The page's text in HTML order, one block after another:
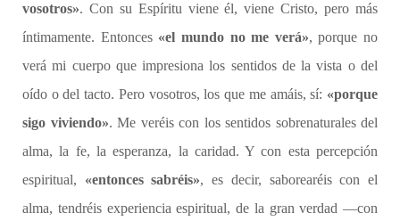
vosotros». Con su Espíritu viene él, viene Cristo, pero más
íntimamente. Entonces «el mundo no me verá», porque no
verá mi cuerpo que impresiona los sentidos de la vista o del
oído o del tacto. Pero vosotros, los que me amáis, sí: «porque
sigo viviendo». Me veréis con los sentidos sobrenaturales del
alma, la fe, la esperanza, la caridad. Y con esta percepción
espiritual, «entonces sabréis», es decir, saborearéis con el
alma, tendréis experiencia espiritual, de la gran verdad —con